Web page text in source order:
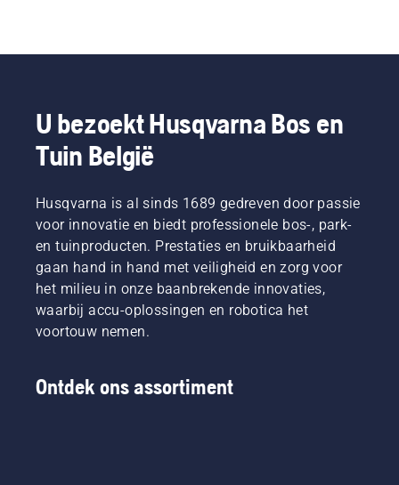
U bezoekt Husqvarna Bos en
Tuin België
Husqvarna is al sinds 1689 gedreven door passie
voor innovatie en biedt professionele bos-, park-
en tuinproducten. Prestaties en bruikbaarheid
gaan hand in hand met veiligheid en zorg voor
het milieu in onze baanbrekende innovaties,
waarbij accu-oplossingen en robotica het
voortouw nemen.
Ontdek ons assortiment